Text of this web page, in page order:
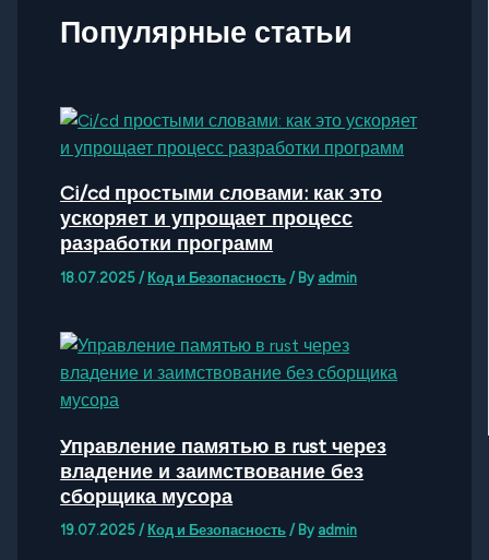
Популярные статьи
Ci/cd простыми словами: как это
ускоряет и упрощает процесс
разработки программ
18.07.2025 / Код и Безопасность / By admin
Управление памятью в rust через
владение и заимствование без
сборщика мусора
19.07.2025/ Код и Безопасность / By admin